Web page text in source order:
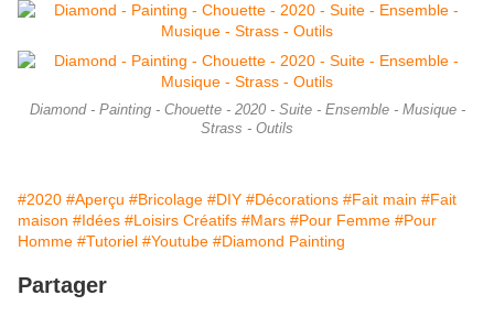
Diamond - Painting - Chouette - 2020 - Suite - Ensemble - Musique -
Strass - Outils
#2020 #Aperçu #Bricolage #DIY #Décorations #Fait main #Fait
maison #Idées #Loisirs Créatifs #Mars #Pour Femme #Pour
Homme #Tutoriel #Youtube #Diamond Painting
Partager